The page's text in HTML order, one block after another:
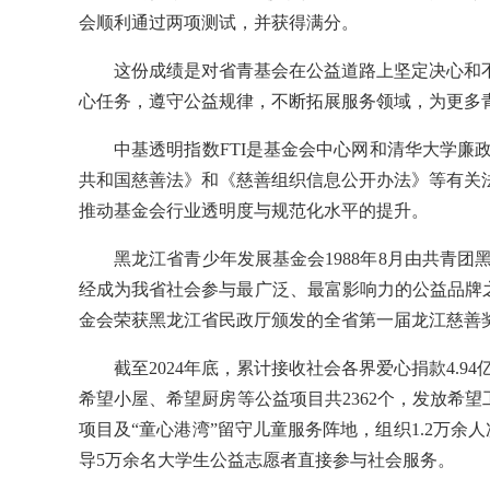
会顺利通过两项测试，并获得满分。
这份成绩是对省青基会在公益道路上坚定决心
心任务，遵守公益规律，不断拓展服务领域，为更
中基透明指数FTI是基金会中心网和清华大学廉
共和国慈善法》和《慈善组织信息公开办法》等有
推动基金会行业透明度与规范化水平的提升。
黑龙江省青少年发展基金会1988年8月由共青团
经成为我省社会参与最广泛、最富影响力的公益品
金会荣获黑龙江省民政厅颁发的全省第一届龙江慈善
截至2024年底，累计接收社会各界爱心捐款
希望小屋、希望厨房等公益项目共2362个，发放希
项目及“童心港湾”留守儿童服务阵地，组织1.2万余
导5万余名大学生公益志愿者直接参与社会服务。